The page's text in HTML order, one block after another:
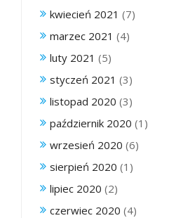
kwiecień 2021 (7)
marzec 2021 (4)
luty 2021 (5)
styczeń 2021 (3)
listopad 2020 (3)
październik 2020 (1)
wrzesień 2020 (6)
sierpień 2020 (1)
lipiec 2020 (2)
czerwiec 2020 (4)